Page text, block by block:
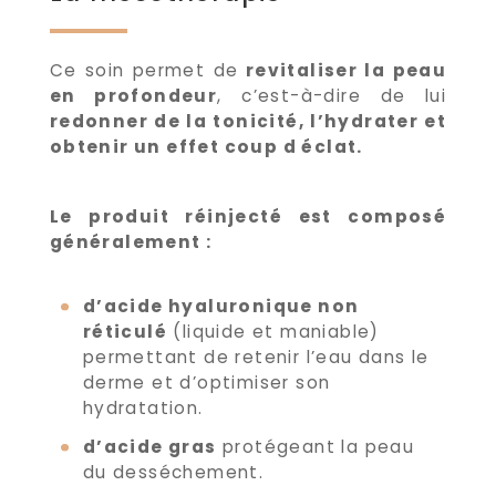
Ce soin permet de revitaliser la peau
en profondeur, c’est-à-dire de lui
redonner de la tonicité, l’hydrater et
obtenir un effet coup d éclat.
Le produit réinjecté est composé
généralement :
d’acide hyaluronique non
réticulé (liquide et maniable)
permettant de retenir l’eau dans le
derme et d’optimiser son
hydratation.
d’acide gras protégeant la peau
du desséchement.